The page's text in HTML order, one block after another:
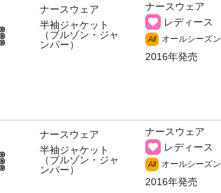
ナースウェア
半袖ジャケット
（ブルゾン・ジャ
ンパー）
ナースウェア
レディース
All オールシーズン
2016年発売
ナースウェア
半袖ジャケット
（ブルゾン・ジャ
ンパー）
ナースウェア
レディース
All オールシーズン
2016年発売